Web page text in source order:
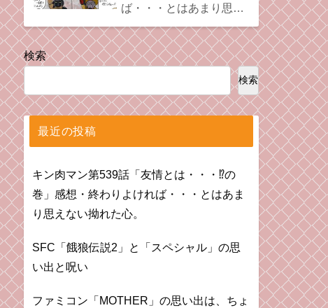
ば・・・とはあまり思え
検索
検索
最近の投稿
キン肉マン第539話「友情とは・・・⁉︎の
巻」感想・終わりよければ・・・とはあま
り思えない拗れた心。
SFC「餓狼伝説2」と「スペシャル」の思
い出と呪い
ファミコン「MOTHER」の思い出は、ちょ